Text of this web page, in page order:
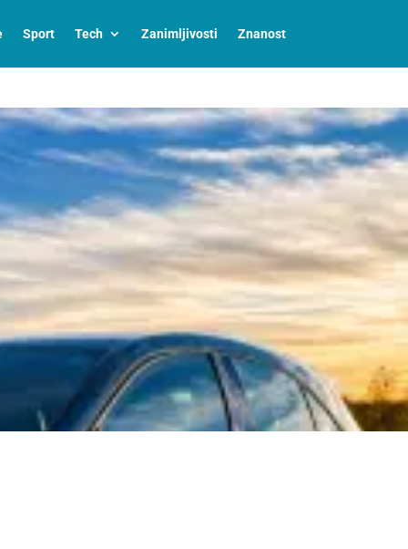
Sport Tech Zanimljivosti Znanost